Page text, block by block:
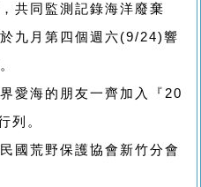
共同監測記錄海洋廢棄
九月第四個週六(9/24)響
愛海的朋友一齊加入『20
列。
國荒野保護協會新竹分會